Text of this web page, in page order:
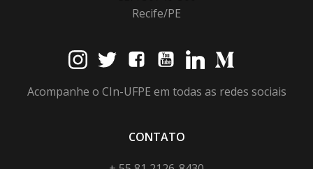
Recife/PE
Acompanhe o CIn-UFPE em todas as redes sociais
CONTATO